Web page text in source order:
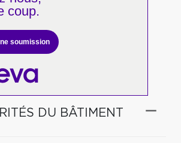
coup.
soumission
DU BÂTIMENT